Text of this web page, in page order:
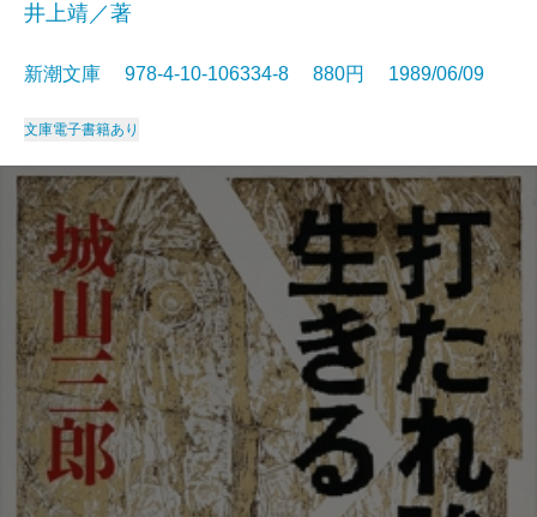
井上靖／著
新潮文庫 978-4-10-106334-8 880円 1989/06/09
文庫電子書籍あり